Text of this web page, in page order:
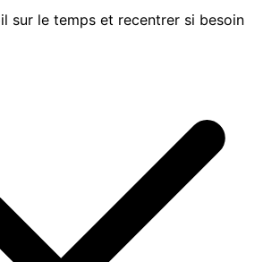
sur le temps et recentrer si besoin